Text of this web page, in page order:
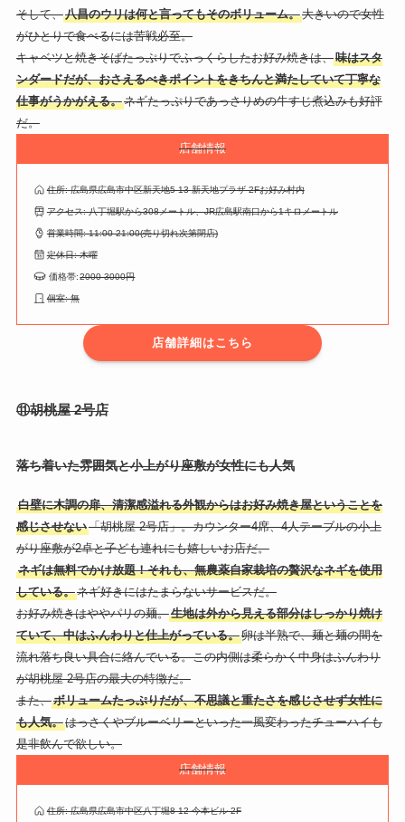
そして、八昌のウリは何と言ってもそのボリューム。大きいので女性
がひとりで食べるには苦戦必至。
キャベツと焼きそばたっぷりでふっくらしたお好み焼きは、味はスタ
ンダードだが、おさえるべきポイントをきちんと満たしていて丁寧な
仕事がうかがえる。ネギたっぷりであっさりめの牛すじ煮込みも好評
だ。
店舗情報
住所: 広島県広島市中区新天地5-13 新天地プラザ 2Fお好み村内
アクセス: 八丁堀駅から308メートル、JR広島駅南口から1キロメートル
営業時間: 11:00-21:00(売り切れ次第閉店)
定休日: 木曜
価格帯: 2000-3000円
個室: 無
店舗詳細はこちら
⑪胡桃屋 2号店
落ち着いた雰囲気と小上がり座敷が女性にも人気
白壁に木調の扉、清潔感溢れる外観からはお好み焼き屋ということを
感じさせない「胡桃屋 2号店」。カウンター4席、4人テーブルの小上
がり座敷が2卓と子ども連れにも嬉しいお店だ。
ネギは無料でかけ放題！それも、無農薬自家栽培の贅沢なネギを使用
している。ネギ好きにはたまらないサービスだ。
お好み焼きはややパリの麺。生地は外から見える部分はしっかり焼け
ていて、中はふんわりと仕上がっている。卵は半熟で、麺と麺の間を
流れ落ち良い具合に絡んでいる。この内側は柔らかく中身はふんわり
が胡桃屋 2号店の最大の特徴だ。
また、ボリュームたっぷりだが、不思議と重たさを感じさせず女性に
も人気。はっさくやブルーベリーといった一風変わったチューハイも
是非飲んで欲しい。
店舗情報
住所: 広島県広島市中区八丁堀8-12 今本ビル 2F